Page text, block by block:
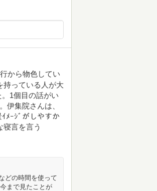
から物色してい
持っている人が大
1個目の話がい
伊集院さんは、
ﾒｰｼﾞがしやすか
言を言う
どの時間を使って
まで見たことが